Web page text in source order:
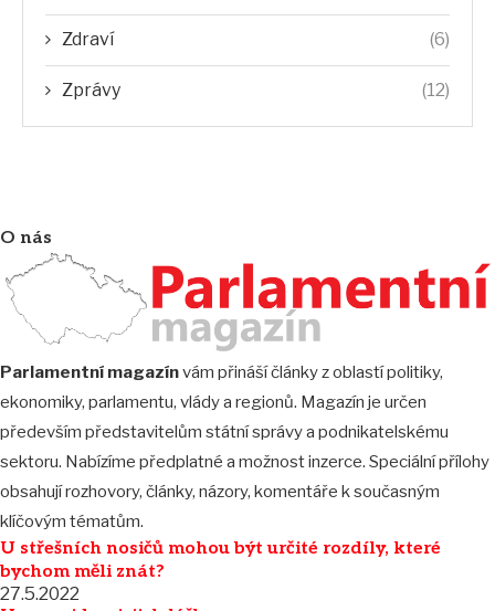
Zdraví (6)
Zprávy (12)
O nás
Parlamentní magazínvám přináší články z oblastí politiky,
ekonomiky, parlamentu, vlády a regionů. Magazín je určen
především představitelům státní správy a podnikatelskému
sektoru. Nabízíme předplatné a možnost inzerce. Speciální přílohy
obsahují rozhovory, články, názory, komentáře k současným
klíčovým tématům.
U střešních nosičů mohou být určité rozdíly, které
bychom měli znát?
27.5.2022